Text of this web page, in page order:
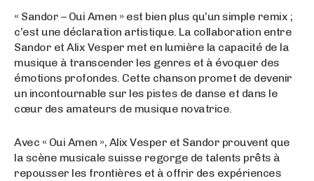
« Sandor – Oui Amen » est bien plus qu’un simple remix ;
c’est une déclaration artistique. La collaboration entre
Sandor et Alix Vesper met en lumière la capacité de la
musique à transcender les genres et à évoquer des
émotions profondes. Cette chanson promet de devenir
un incontournable sur les pistes de danse et dans le
cœur des amateurs de musique novatrice.
Avec « Oui Amen », Alix Vesper et Sandor prouvent que
la scène musicale suisse regorge de talents prêts à
repousser les frontières et à offrir des expériences